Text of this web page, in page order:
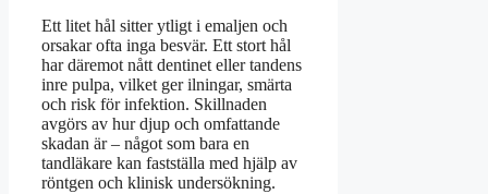
Ett litet hål sitter ytligt i emaljen och
orsakar ofta inga besvär. Ett stort hål
har däremot nått dentinet eller tandens
inre pulpa, vilket ger ilningar, smärta
och risk för infektion. Skillnaden
avgörs av hur djup och omfattande
skadan är – något som bara en
tandläkare kan fastställa med hjälp av
röntgen och klinisk undersökning.